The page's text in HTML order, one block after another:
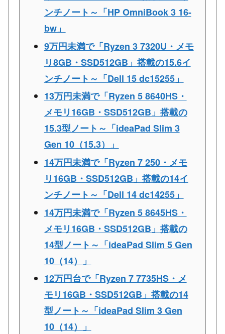
ンチノート～「HP OmniBook 3 16-
bw」
9万円未満で「Ryzen 3 7320U・メモ
リ8GB・SSD512GB」搭載の15.6イ
ンチノート～「Dell 15 dc15255」
13万円未満で「Ryzen 5 8640HS・
メモリ16GB・SSD512GB」搭載の
15.3型ノート～「ideaPad Slim 3
Gen 10（15.3）」
14万円未満で「Ryzen 7 250・メモ
リ16GB・SSD512GB」搭載の14イ
ンチノート～「Dell 14 dc14255」
14万円未満で「Ryzen 5 8645HS・
メモリ16GB・SSD512GB」搭載の
14型ノート～「ideaPad Slim 5 Gen
10（14）」
12万円台で「Ryzen 7 7735HS・メ
モリ16GB・SSD512GB」搭載の14
型ノート～「ideaPad Slim 3 Gen
10（14）」